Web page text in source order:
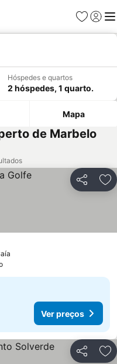
Favoritos
Iniciar
Hóspedes e quartos
2 hóspedes, 1 quarto.
Mapa
de Marbelo
Partilhar
Ver preços
Partilhar